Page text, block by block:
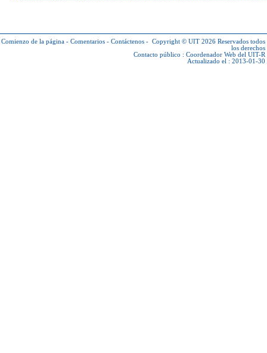
Comienzo de la página - Comentarios - Contáctenos - Copyright © UIT 2026 Reservados todos
los derechos
Contacto público : Coordenador Web del UIT-R
Actualizado el : 2013-01-30